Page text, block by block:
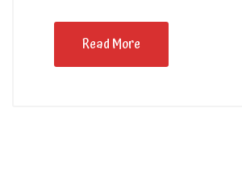
Read More